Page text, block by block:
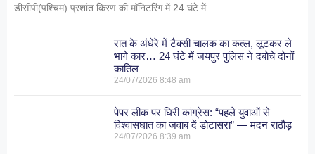
डीसीपी(पश्चिम) प्रशांत किरण की मॉनिटरिंग में 24 घंटे में
रात के अंधेरे में टैक्सी चालक का कत्ल, लूटकर ले
भागे कार… 24 घंटे में जयपुर पुलिस ने दबोचे दोनों
कातिल
24/07/20268:48 am
पेपर लीक पर घिरी कांग्रेस: “पहले युवाओं से
विश्वासघात का जवाब दें डोटासरा” — मदन राठौड़
24/07/20268:39 am